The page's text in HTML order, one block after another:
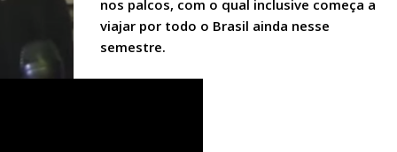
nos palcos, com o qual inclusive começa a
viajar por todo o Brasil ainda nesse
semestre.